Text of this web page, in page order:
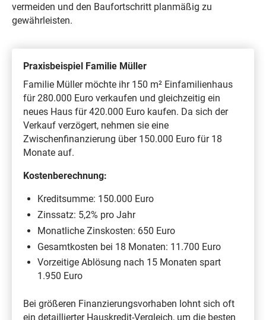
vermeiden und den Baufortschritt planmäßig zu
gewährleisten.
Praxisbeispiel Familie Müller
Familie Müller möchte ihr 150 m² Einfamilienhaus
für 280.000 Euro verkaufen und gleichzeitig ein
neues Haus für 420.000 Euro kaufen. Da sich der
Verkauf verzögert, nehmen sie eine
Zwischenfinanzierung über 150.000 Euro für 18
Monate auf.
Kostenberechnung:
Kreditsumme: 150.000 Euro
Zinssatz: 5,2% pro Jahr
Monatliche Zinskosten: 650 Euro
Gesamtkosten bei 18 Monaten: 11.700 Euro
Vorzeitige Ablösung nach 15 Monaten spart
1.950 Euro
Bei größeren Finanzierungsvorhaben lohnt sich oft
ein detaillierter Hauskredit-Vergleich, um die besten